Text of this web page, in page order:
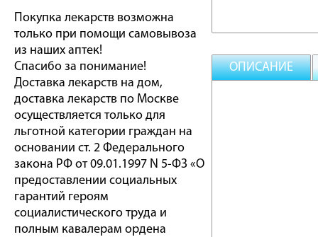
Покупка лекарств возможна
только при помощи самовывоза
из наших аптек!
Спасибо за понимание!
Доставка лекарств на дом,
доставка лекарств по Москве
осуществляется только для
льготной категории граждан на
основании ст. 2 Федерального
закона РФ от 09.01.1997 N 5-ФЗ «О
предоставлении социальных
гарантий героям
социалистического труда и
полным кавалерам ордена
ОПИСАНИЕ